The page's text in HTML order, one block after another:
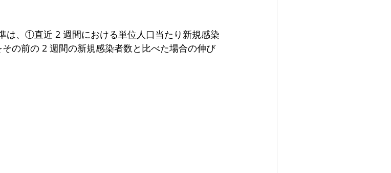
は、①直近 2 週間における単位人口当たり新規感染
の前の 2 週間の新規感染者数と比べた場合の伸び